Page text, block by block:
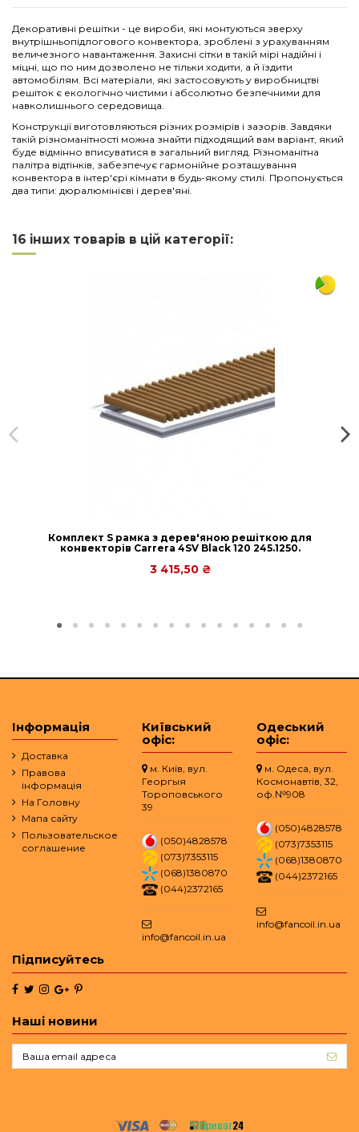
Декоративні решітки - це вироби, які монтуються зверху
внутрішньопідлогового конвектора, зроблені з урахуванням
величезного навантаження. Захисні сітки в такій мірі надійні і
міцні, що по ним дозволено не тільки ходити, а й їздити
автомобілям. Всі матеріали, які застосовують у виробництві
решіток є екологічно чистими і абсолютно безпечними для
навколишнього середовища.
Конструкції виготовляються різних розмірів і зазорів. Завдяки
такій різноманітності можна знайти підходящий вам варіант, який
буде відмінно вписуватися в загальний вигляд. Різноманітна
палітра відтінків, забезпечує гармонійне розташування
конвектора в інтер'єрі кімнати в будь-якому стилі. Пропонується
два типи: дюралюмінієві і дерев'яні.
Ширина
380
16 інших товарів в цій категорії:
Комплект S рамка з дерев'яною решіткою для
конвекторів Carrera 4SV Black 120 245.1250.
3 415,50 ₴
Інформація
Доставка
Правова
інформація
На Головну
Мапа сайту
Пользовательское
соглашение
Київський
офіс:
м. Київ, вул.
Георгыя
Тороповського
39
(050)4828578
(073)7353115
(068)1380870
(044)2372165
info@fancoil.in.ua
Одеський
офіс:
м. Одеса, вул.
Космонавтів, 32,
оф.№908
(050)4828578
(073)7353115
(068)1380870
(044)2372165
info@fancoil.in.ua
Підписуйтесь
Наші новини